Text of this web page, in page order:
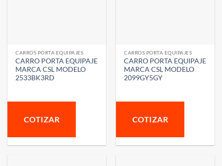
CARROS PORTA EQUIPAJES
CARRO PORTA EQUIPAJE
MARCA CSL MODELO
2533BK3RD
COTIZAR
CARROS PORTA EQUIPAJES
CARRO PORTA EQUIPAJE
MARCA CSL MODELO
2099GY5GY
COTIZAR